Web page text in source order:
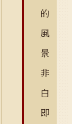
的
風
景
非
白
即